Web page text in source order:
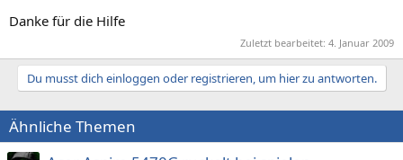
Danke für die Hilfe
Zuletzt bearbeitet: 4. Januar 2009
Du musst dich einloggen oder registrieren, um hier zu antworten.
Ähnliche Themen